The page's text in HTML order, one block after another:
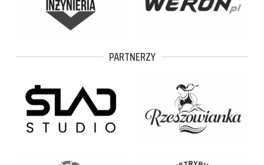
PARTNERZY